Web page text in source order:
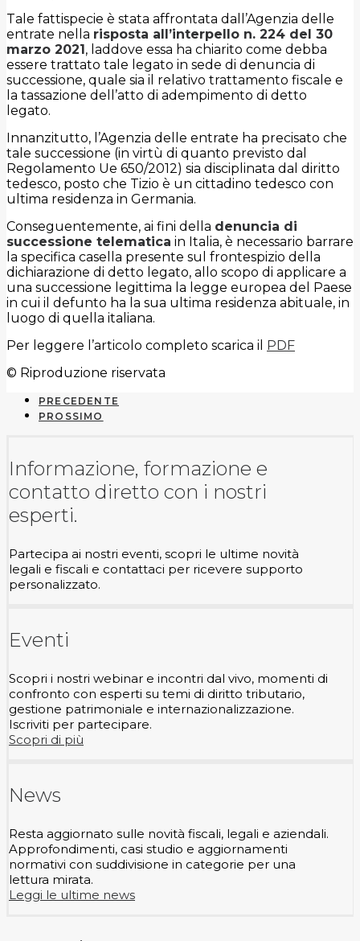
Tale fattispecie è stata affrontata dall’Agenzia delle
entrate nella risposta all’interpello n. 224 del 30
marzo 2021, laddove essa ha chiarito come debba
essere trattato tale legato in sede di denuncia di
successione, quale sia il relativo trattamento fiscale e
la tassazione dell’atto di adempimento di detto
legato.
Innanzitutto, l’Agenzia delle entrate ha precisato che
tale successione (in virtù di quanto previsto dal
Regolamento Ue 650/2012) sia disciplinata dal diritto
tedesco, posto che Tizio è un cittadino tedesco con
ultima residenza in Germania.
Conseguentemente, ai fini della denuncia di
successione telematica in Italia, è necessario barrare
la specifica casella presente sul frontespizio della
dichiarazione di detto legato, allo scopo di applicare a
una successione legittima la legge europea del Paese
in cui il defunto ha la sua ultima residenza abituale, in
luogo di quella italiana.
Per leggere l’articolo completo scarica il PDF
© Riproduzione riservata
PRECEDENTE
PROSSIMO
Informazione, formazione e
contatto diretto con i nostri
esperti.
Partecipa ai nostri eventi, scopri le ultime novità
legali e fiscali e contattaci per ricevere supporto
personalizzato.
Eventi
Scopri i nostri webinar e incontri dal vivo, momenti di
confronto con esperti su temi di diritto tributario,
gestione patrimoniale e internazionalizzazione.
Iscriviti per partecipare.
Scopri di più
News
Resta aggiornato sulle novità fiscali, legali e aziendali.
Approfondimenti, casi studio e aggiornamenti
normativi con suddivisione in categorie per una
lettura mirata.
Leggi le ultime news